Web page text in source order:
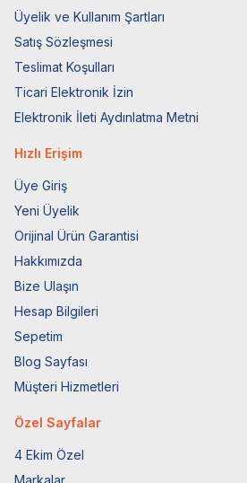
Üyelik ve Kullanım Şartları
Satış Sözleşmesi
Teslimat Koşulları
Ticari Elektronik İzin
Elektronik İleti Aydınlatma Metni
Hızlı Erişim
Üye Giriş
Yeni Üyelik
Orijinal Ürün Garantisi
Hakkımızda
Bize Ulaşın
Hesap Bilgileri
Sepetim
Blog Sayfası
Müşteri Hizmetleri
Özel Sayfalar
4 Ekim Özel
Markalar